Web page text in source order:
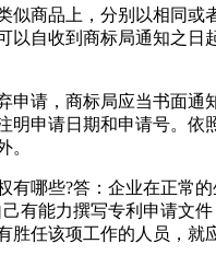
似商品上，分别以相同
自收到商标局通知之
申请，商标局应当书面
明申请日期和申请号。
。
哪些?答：企业在正常
有能力撰写专利申请文
任该项工作的人员，就